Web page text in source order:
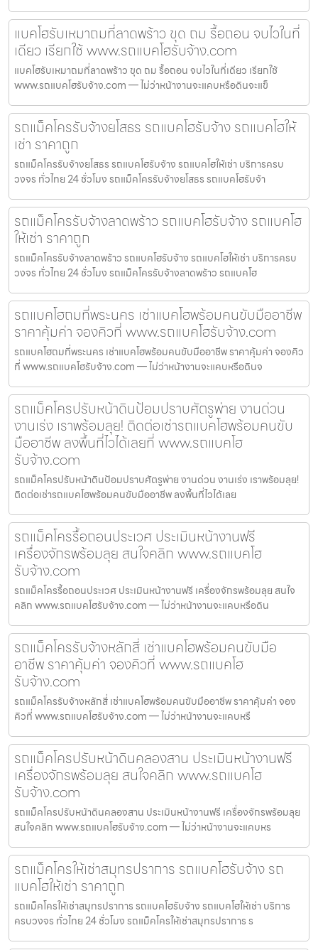
แบคโฮรับเหมาถมที่ลาดพร้าว ขุด ถม รื้อถอน จบไวในที่
เดียว เรียกใช้ www.รถแบคโฮรับจ้าง.com
แบคโฮรับเหมาถมที่ลาดพร้าว ขุด ถม รื้อถอน จบไวในที่เดียว เรียกใช้
www.รถแบคโฮรับจ้าง.com — ไม่ว่าหน้างานจะแคบหรือดินจะแข็
รถแม็คโครรับจ้างยโสธร รถแบคโฮรับจ้าง รถแบคโฮให้
เช่า ราคาถูก
รถแม็คโครรับจ้างยโสธร รถแบคโฮรับจ้าง รถแบคโฮให้เช่า บริการครบ
วงจร ทั่วไทย 24 ชั่วโมง รถแม็คโครรับจ้างยโสธร รถแบคโฮรับจ้า
รถแม็คโครรับจ้างลาดพร้าว รถแบคโฮรับจ้าง รถแบคโฮ
ให้เช่า ราคาถูก
รถแม็คโครรับจ้างลาดพร้าว รถแบคโฮรับจ้าง รถแบคโฮให้เช่า บริการครบ
วงจร ทั่วไทย 24 ชั่วโมง รถแม็คโครรับจ้างลาดพร้าว รถแบคโฮ
รถแบคโฮถมที่พระนคร เช่าแบคโฮพร้อมคนขับมืออาชีพ
ราคาคุ้มค่า จองคิวที่ www.รถแบคโฮรับจ้าง.com
รถแบคโฮถมที่พระนคร เช่าแบคโฮพร้อมคนขับมืออาชีพ ราคาคุ้มค่า จองคิว
ที่ www.รถแบคโฮรับจ้าง.com — ไม่ว่าหน้างานจะแคบหรือดินจ
รถแม็คโครปรับหน้าดินป้อมปราบศัตรูพ่าย งานด่วน
งานเร่ง เราพร้อมลุย! ติดต่อเช่ารถแบคโฮพร้อมคนขับ
มืออาชีพ ลงพื้นที่ไวได้เลยที่ www.รถแบคโฮ
รับจ้าง.com
รถแม็คโครปรับหน้าดินป้อมปราบศัตรูพ่าย งานด่วน งานเร่ง เราพร้อมลุย!
ติดต่อเช่ารถแบคโฮพร้อมคนขับมืออาชีพ ลงพื้นที่ไวได้เลย
รถแม็คโครรื้อถอนประเวศ ประเมินหน้างานฟรี
เครื่องจักรพร้อมลุย สนใจคลิก www.รถแบคโฮ
รับจ้าง.com
รถแม็คโครรื้อถอนประเวศ ประเมินหน้างานฟรี เครื่องจักรพร้อมลุย สนใจ
คลิก www.รถแบคโฮรับจ้าง.com — ไม่ว่าหน้างานจะแคบหรือดิน
รถแม็คโครรับจ้างหลักสี่ เช่าแบคโฮพร้อมคนขับมือ
อาชีพ ราคาคุ้มค่า จองคิวที่ www.รถแบคโฮ
รับจ้าง.com
รถแม็คโครรับจ้างหลักสี่ เช่าแบคโฮพร้อมคนขับมืออาชีพ ราคาคุ้มค่า จอง
คิวที่ www.รถแบคโฮรับจ้าง.com — ไม่ว่าหน้างานจะแคบหรื
รถแม็คโครปรับหน้าดินคลองสาน ประเมินหน้างานฟรี
เครื่องจักรพร้อมลุย สนใจคลิก www.รถแบคโฮ
รับจ้าง.com
รถแม็คโครปรับหน้าดินคลองสาน ประเมินหน้างานฟรี เครื่องจักรพร้อมลุย
สนใจคลิก www.รถแบคโฮรับจ้าง.com — ไม่ว่าหน้างานจะแคบหร
รถแม็คโครให้เช่าสมุทรปราการ รถแบคโฮรับจ้าง รถ
แบคโฮให้เช่า ราคาถูก
รถแม็คโครให้เช่าสมุทรปราการ รถแบคโฮรับจ้าง รถแบคโฮให้เช่า บริการ
ครบวงจร ทั่วไทย 24 ชั่วโมง รถแม็คโครให้เช่าสมุทรปราการ ร